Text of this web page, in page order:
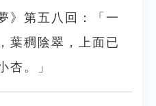
》第五八回：「一
葉稠陰翠，上面已
杏。」